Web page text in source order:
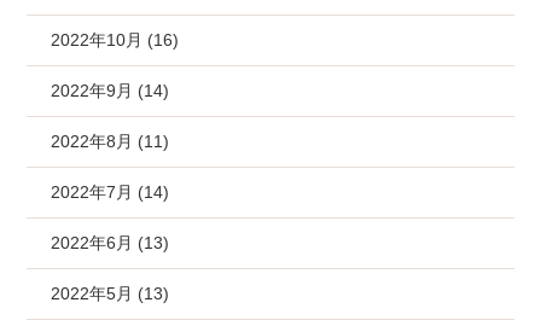
2022年10月 (16)
2022年9月 (14)
2022年8月 (11)
2022年7月 (14)
2022年6月 (13)
2022年5月 (13)